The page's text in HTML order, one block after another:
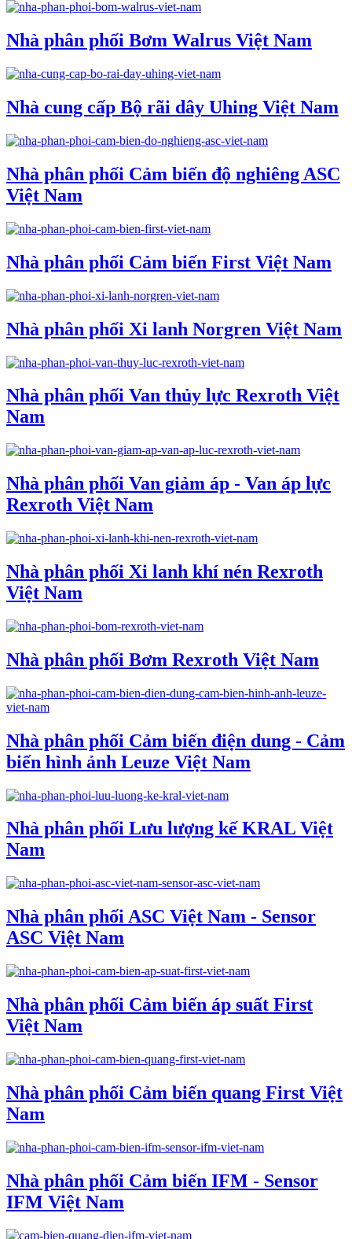
Nhà phân phối Bơm Walrus Việt Nam
Nhà cung cấp Bộ rãi dây Uhing Việt Nam
Nhà phân phối Cảm biến độ nghiêng ASC
Việt Nam
Nhà phân phối Cảm biến First Việt Nam
Nhà phân phối Xi lanh Norgren Việt Nam
Nhà phân phối Van thủy lực Rexroth Việt
Nam
Nhà phân phối Van giảm áp - Van áp lực
Rexroth Việt Nam
Nhà phân phối Xi lanh khí nén Rexroth
Việt Nam
Nhà phân phối Bơm Rexroth Việt Nam
Nhà phân phối Cảm biến điện dung - Cảm
biến hình ảnh Leuze Việt Nam
Nhà phân phối Lưu lượng kế KRAL Việt
Nam
Nhà phân phối ASC Việt Nam - Sensor
ASC Việt Nam
Nhà phân phối Cảm biến áp suất First
Việt Nam
Nhà phân phối Cảm biến quang First Việt
Nam
Nhà phân phối Cảm biến IFM - Sensor
IFM Việt Nam